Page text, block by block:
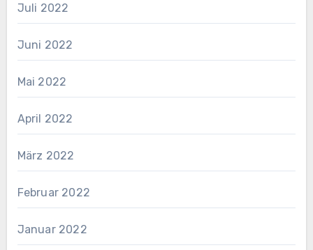
Juli 2022
Juni 2022
Mai 2022
April 2022
März 2022
Februar 2022
Januar 2022